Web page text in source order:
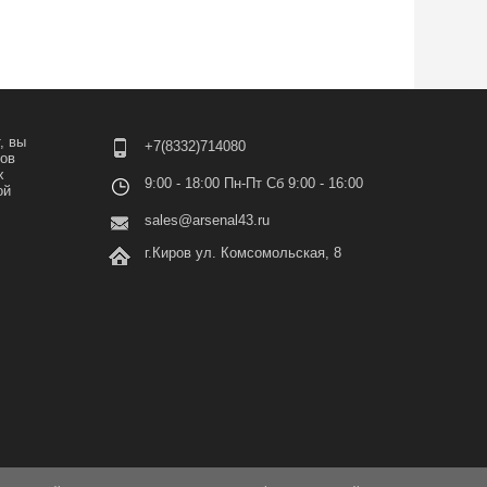
вы
+7(8332)714080
9:00 - 18:00 Пн-Пт Сб 9:00 - 16:00
sales@arsenal43.ru
г.Киров ул. Комсомольская, 8